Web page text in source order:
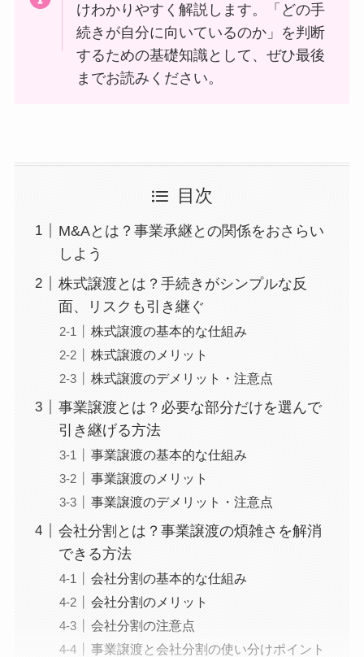
けわかりやすく解説します。「どの手
続きが自分に向いているのか」を判断
するための基礎知識として、ぜひ最後
までお読みください。
目次
M&Aとは？事業承継との関係をおさらい
しよう
株式譲渡とは？手続きがシンプルな反
面、リスクも引き継ぐ
株式譲渡の基本的な仕組み
株式譲渡のメリット
株式譲渡のデメリット・注意点
事業譲渡とは？必要な部分だけを選んで
引き継げる方法
事業譲渡の基本的な仕組み
事業譲渡のメリット
事業譲渡のデメリット・注意点
会社分割とは？事業譲渡の煩雑さを解消
できる方法
会社分割の基本的な仕組み
会社分割のメリット
会社分割の注意点
事業譲渡と会社分割の使い分けポイント